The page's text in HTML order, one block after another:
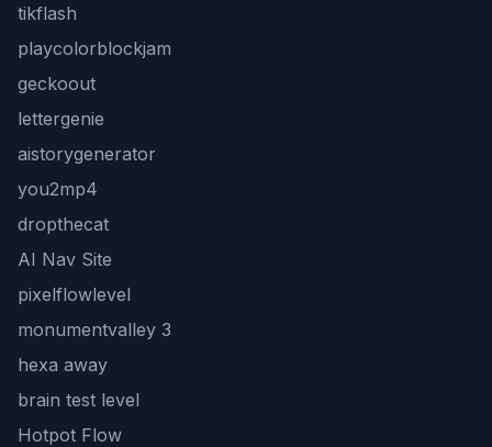
tikflash
playcolorblockjam
geckoout
lettergenie
aistorygenerator
you2mp4
dropthecat
AI Nav Site
pixelflowlevel
monumentvalley 3
hexa away
brain test level
Hotpot Flow